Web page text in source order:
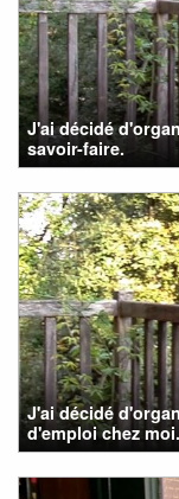
J'ai décidé
savoir-faire.
J'ai décidé
d'emploi chez moi.